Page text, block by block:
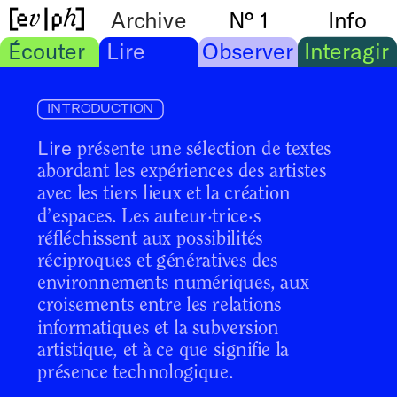
INTRODUCTION
Lire présente une sélection de textes
abordant les expériences des artistes
avec les tiers lieux et la création
d’espaces. Les auteur·trice·s
réfléchissent aux possibilités
réciproques et génératives des
environnements numériques, aux
croisements entre les relations
informatiques et la subversion
artistique, et à ce que signifie la
présence technologique.
Archive
Écouter
Lire Observer Interagir
N° 1 Info